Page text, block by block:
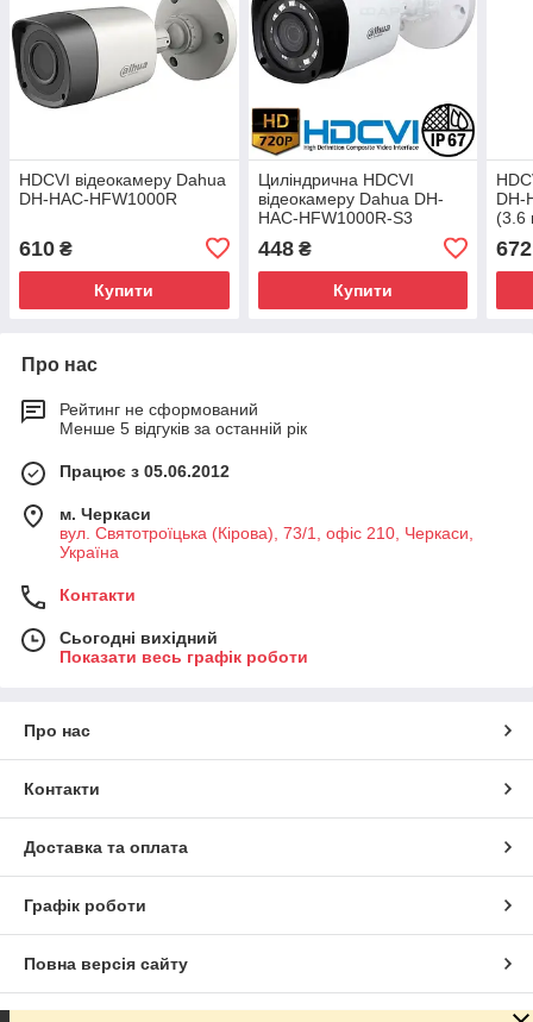
HDCVI відеокамеру Dahua
DH-HAC-HFW1000R
610 ₴
Купити
Циліндрична HDCVI
відеокамеру Dahua DH-
HAC-HFW1000R-S3
448₴
Купити
DH-
(3.6
672
Про нас
Рейтинг не сформований
Менше 5 відгуків за останній рік
Працює з 05.06.2012
м. Черкаси
вул. Святотроїцька (Кірова), 73/1, офіс 210, Черкаси,
Україна
Контакти
Сьогодні вихідний
Показати весь графік роботи
Про нас
Контакти
Доставка та оплата
Графік роботи
Повна версія сайту